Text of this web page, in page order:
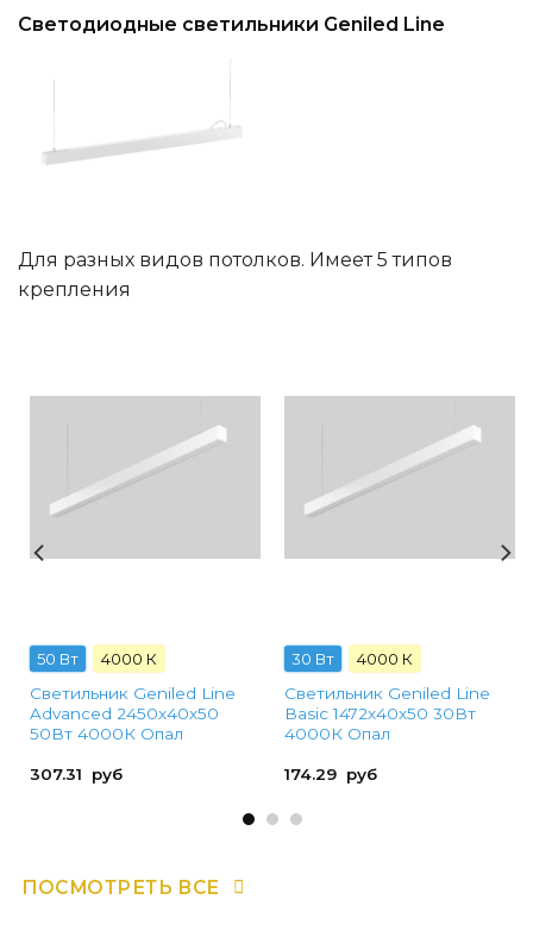
Светодиодные светильники Geniled Line
Для разных видов потолков. Имеет 5 типов
крепления
50 Вт
4000 К
Светильник Geniled Line
Advanced 2450х40х50
50Вт 4000К Опал
307.31 руб
30 Вт
4000 К
Светильник Geniled Line
Basic 1472х40х50 30Вт
4000К Опал
174.29 руб
ПОСМОТРЕТЬ ВСЕ